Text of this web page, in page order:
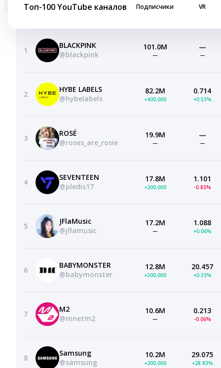
Топ-100 YouTube каналов Подписчики VR
1
BLACKPINK
@blackpink
101.0M
—
—
—
2
HYBE LABELS
@hybelabels
82.2M
+400,000
0.714
+0.53%
3
ROSÉ
@roses_are_rosie
19.9M
—
—
—
4
SEVENTEEN
@pledis17
17.8M
+200,000
1.101
-0.83%
5
JFlaMusic
@jflamusic
17.2M
—
1.088
+0.06%
6
BABYMONSTER
@babymonster
12.8M
+300,000
20.457
+0.33%
7
M2
@mnetm2
10.6M
—
0.213
-0.06%
8
Samsung
@samsung
10.2M
+200,000
29.075
+28.83%